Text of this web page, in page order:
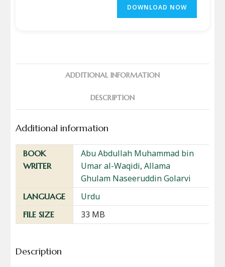
DOWNLOAD NOW
ADDITIONAL INFORMATION
DESCRIPTION
Additional information
BOOK
WRITER
Abu Abdullah Muhammad bin
Umar al-Waqidi,Allama
Ghulam Naseeruddin Golarvi
LANGUAGE Urdu
FILE SIZE 33 MB
Description